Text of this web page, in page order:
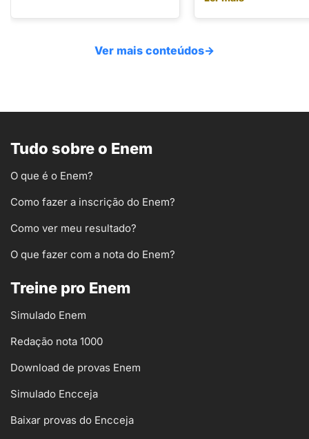
Ver mais conteúdos→
Tudo sobre o Enem
O que é o Enem?
Como fazer a inscrição do Enem?
Como ver meu resultado?
O que fazer com a nota do Enem?
Treine pro Enem
Simulado Enem
Redação nota 1000
Download de provas Enem
Simulado Encceja
Baixar provas do Encceja